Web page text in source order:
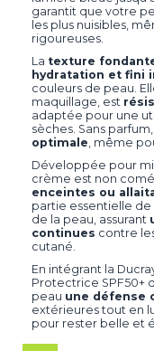
garantit que votre
les plus nuisibles,
rigoureuses.
La texture
hydratation et fini
couleurs de peau.
maquillage, est
adaptée pour une
sèches. Sans
optimale, même
Développée pour
crème est non
enceintes ou
partie essentielle
de la peau, assurant
continues contre
cutané.
En intégrant la
Protectrice SPF50+
peau une défense
extérieures tout en
pour rester belle et